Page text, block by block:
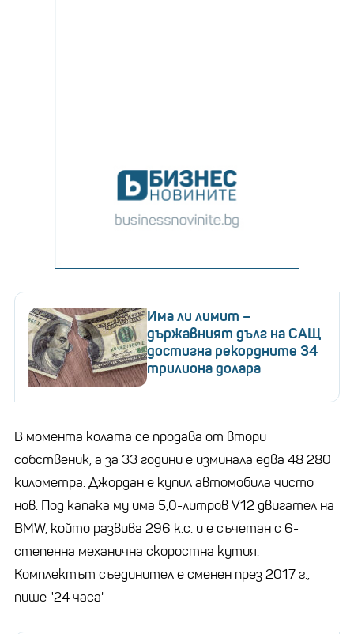
Има ли лимит –
държавният дълг на САЩ
достигна рекордните 34
трилиона долара
В момента колата се продава от втори
собственик, а за 33 години е изминала едва 48 280
километра. Джордан е купил автомобила чисто
нов. Под капака му има 5,0-литров V12 двигател на
BMW, който развива 296 к.с. и е съчетан с 6-
степенна механична скоростна кутия.
Комплектът съединител е сменен през 2017 г.,
пише "24 часа"